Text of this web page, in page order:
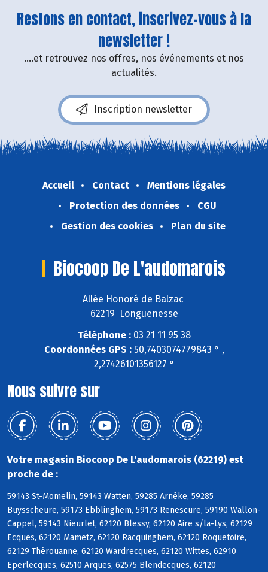
Restons en contact, inscrivez-vous à la
newsletter !
....et retrouvez nos offres, nos événements et nos
actualités.
Inscription newsletter
Accueil Contact
Mentions légales
Protection des données
CGU
Gestion des cookies
Plan du site
Biocoop De L'audomarois
Allée Honoré de Balzac
62219 Longuenesse
Téléphone :03 21 11 95 38
Coordonnées GPS :50,7403074779843 ° ,
2,27426101356127 °
Nous suivre sur
Votre magasin Biocoop De L'audomarois (62219) est
proche de :
59143 St-Momelin, 59143 Watten, 59285 Arnèke, 59285
Buysscheure, 59173 Ebblinghem, 59173 Renescure, 59190 Wallon-
Cappel, 59143 Nieurlet, 62120 Blessy, 62120 Aire s/la-Lys, 62129
Ecques, 62120 Mametz, 62120 Racquinghem, 62120 Roquetoire,
62129 Thérouanne, 62120 Wardrecques, 62120 Wittes, 62910
Eperlecques, 62510 Arques, 62575 Blendecques, 62120